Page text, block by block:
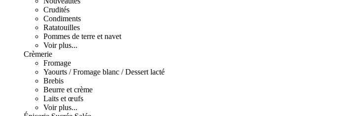
Crudités
Condiments
Ratatouilles
Pommes de terre et navet
Voir plus...
Crèmerie
Fromage
Yaourts / Fromage blanc / Dessert lacté
Brebis
Beurre et crème
Laits et œufs
Voir plus...